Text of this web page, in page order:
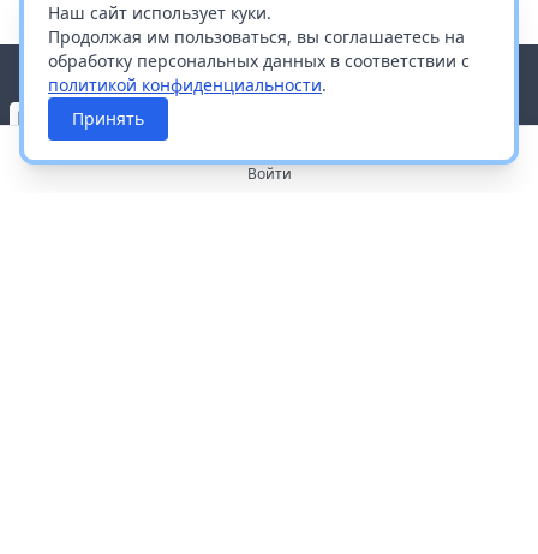
Наш сайт использует куки.
Продолжая им пользоваться, вы соглашаетесь на
обработку персональных данных в соответствии с
политикой конфиденциальности.
Принять
Войти